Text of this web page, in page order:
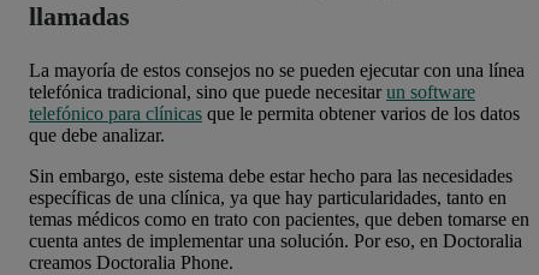
llamadas
La mayoría de estos consejos no se pueden ejecutar con una línea
telefónica tradicional, sino que puede necesitarun software
telefónico para clínicas que le permita obtener varios de los datos
que debe analizar.
Sin embargo, este sistema debe estar hecho para las necesidades
específicas de una clínica, ya que hay particularidades, tanto en
temas médicos como en trato con pacientes, que deben tomarse en
cuenta antes de implementar una solución. Por eso, en Doctoralia
creamos Doctoralia Phone.